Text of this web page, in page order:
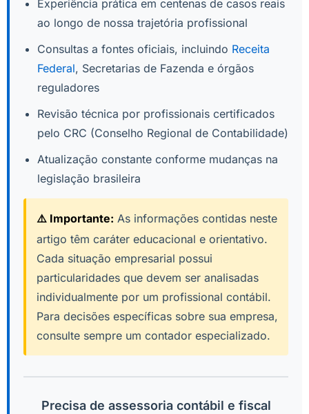
Experiência prática em centenas de casos reais
ao longo de nossa trajetória profissional
Consultas a fontes oficiais, incluindo Receita
Federal, Secretarias de Fazenda e órgãos
reguladores
Revisão técnica por profissionais certificados
pelo CRC (Conselho Regional de Contabilidade)
Atualização constante conforme mudanças na
legislação brasileira
⚠️ Importante: As informações contidas neste
artigo têm caráter educacional e orientativo.
Cada situação empresarial possui
particularidades que devem ser analisadas
individualmente por um profissional contábil.
Para decisões específicas sobre sua empresa,
consulte sempre um contador especializado.
Precisa de assessoria contábil e fiscal